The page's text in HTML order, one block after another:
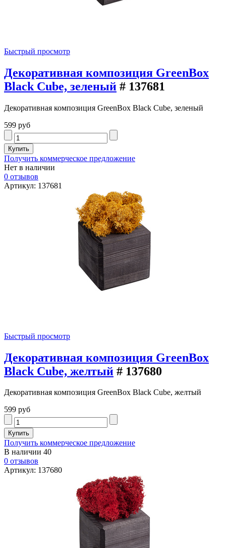
Быстрый просмотр
Декоративная композиция GreenBox
Black Cube, зеленый # 137681
Декоративная композиция GreenBox Black Cube, зеленый
599 руб
Получить коммерческое предложение
Нет в наличии
0 отзывов
Артикул: 137681
Быстрый просмотр
Декоративная композиция GreenBox
Black Cube, желтый # 137680
Декоративная композиция GreenBox Black Cube, желтый
599 руб
Получить коммерческое предложение
В наличии 40
0 отзывов
Артикул: 137680